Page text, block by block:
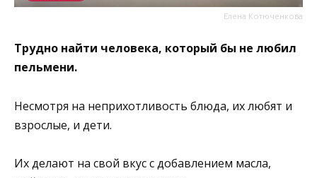
Елена Котюченкова
Трудно найти человека, который бы не любил
пельмени.
Несмотря на неприхотливость блюда, их любят и
взрослые, и дети.
Их делают на свой вкус с добавлением масла,